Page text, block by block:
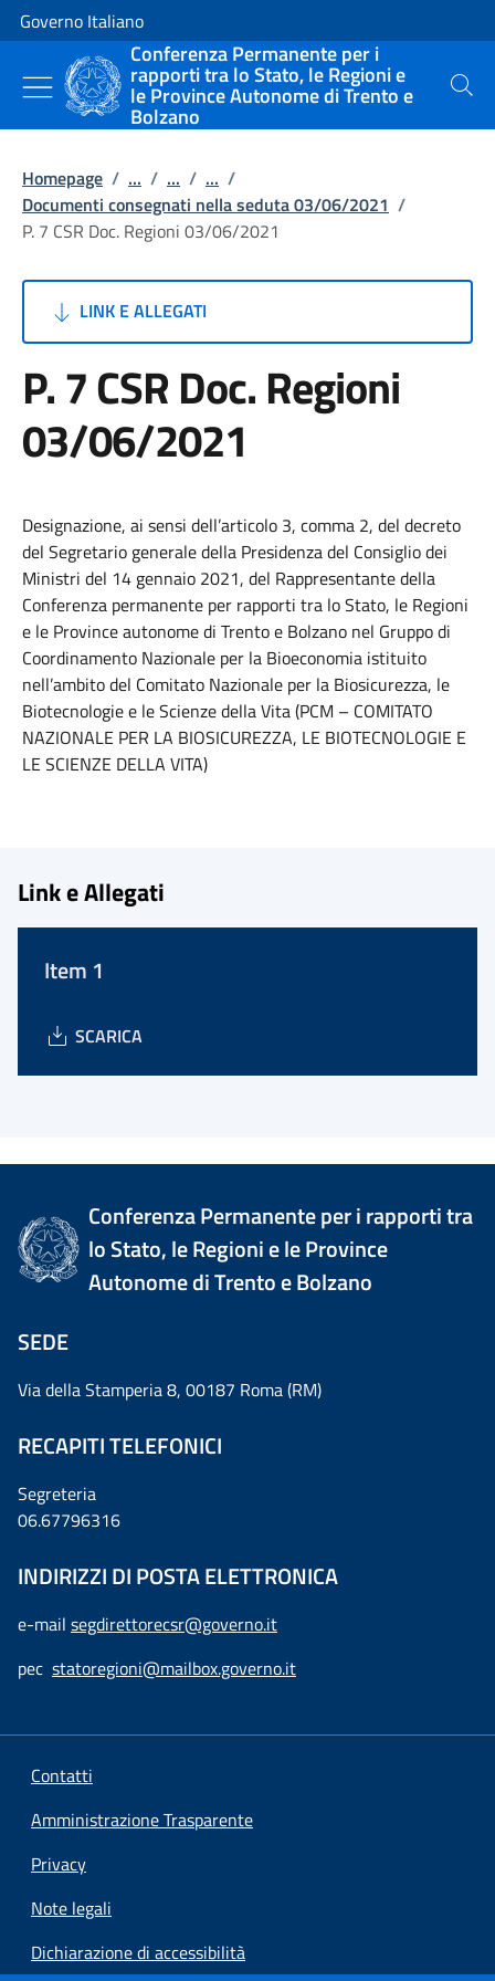
Vai al contenuto
Vai alla navigazione del sito
Governo Italiano
Conferenza Permanente per i
rapporti tra lo Stato, le Regioni e
le Province Autonome di Trento e
Bolzano
Cerca
Homepage / ... / ... / ... /
Documenti consegnati nella seduta 03/06/2021 /
P. 7 CSR Doc. Regioni 03/06/2021
LINK E ALLEGATI
P. 7 CSR Doc. Regioni
03/06/2021
Designazione, ai sensi dell’articolo 3, comma 2, del decreto
del Segretario generale della Presidenza del Consiglio dei
Ministri del 14 gennaio 2021, del Rappresentante della
Conferenza permanente per rapporti tra lo Stato, le Regioni
e le Province autonome di Trento e Bolzano nel Gruppo di
Coordinamento Nazionale per la Bioeconomia istituito
nell’ambito del Comitato Nazionale per la Biosicurezza, le
Biotecnologie e le Scienze della Vita (PCM – COMITATO
NAZIONALE PER LA BIOSICUREZZA, LE BIOTECNOLOGIE E
LE SCIENZE DELLA VITA)
Link e Allegati
Item 1
SCARICA
Conferenza Permanente per i rapporti tra
lo Stato, le Regioni e le Province
Autonome di Trento e Bolzano
SEDE
Via della Stamperia 8, 00187 Roma (RM)
RECAPITI TELEFONICI
Segreteria
06.67796316
INDIRIZZI DI POSTA ELETTRONICA
e-mail segdirettorecsr@governo.it
pec statoregioni@mailbox.governo.it
Contatti
Amministrazione Trasparente
Privacy
Note legali
Dichiarazione di accessibilità